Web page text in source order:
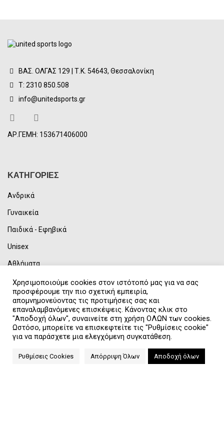
ΒΑΣ. ΟΛΓΑΣ 129 | Τ.Κ. 54643, Θεσσαλονίκη
Τ: 2310 850.508
info@unitedsports.gr
ΑΡ.ΓΕΜΗ: 153671406000
ΚΑΤΗΓΟΡΙΕΣ
Ανδρικά
Γυναικεία
Παιδικά - Εφηβικά
Unisex
Αθλήματα
ΧΡΗΣΙΜΑ LINKS
Επικοινωνία
Αποστολή Προϊόντων
Τρόποι Πληρωμής
Χρησιμοποιούμε cookies στον ιστότοπό μας για να σας
προσφέρουμε την πιο σχετική εμπειρία,
απομνημονεύοντας τις προτιμήσεις σας και
επαναλαμβανόμενες επισκέψεις. Κάνοντας κλικ στο
"Αποδοχή όλων", συναινείτε στη χρήση ΟΛΩΝ των cookies.
Ωστόσο, μπορείτε να επισκεφτείτε τις "Ρυθμίσεις cookie"
για να παράσχετε μια ελεγχόμενη συγκατάθεση.
Ρυθμίσεις Cookies Απόρριψη Όλων Αποδοχή όλων